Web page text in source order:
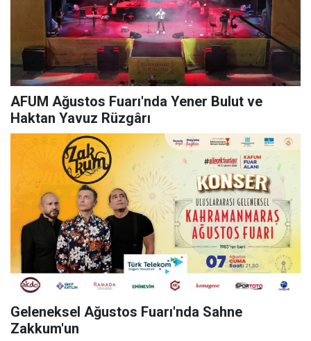
AFUM Ağustos Fuarı'nda Yener Bulut ve
Haktan Yavuz Rüzgârı
Geleneksel Ağustos Fuarı'nda Sahne
Zakkum'un